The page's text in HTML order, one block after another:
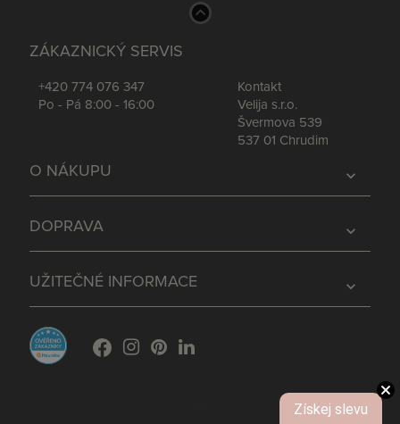
ZÁKAZNICKÝ SERVIS
+420 774 076 347
Po - Pá 8:00 - 16:00
Kontakt
Velija s.r.o.
Švermova 539
537 01 Chrudim
expand_more
O NÁKUPU
expand_more
DOPRAVA
expand_more
UŽITEČNÉ INFORMACE
Získej slevu